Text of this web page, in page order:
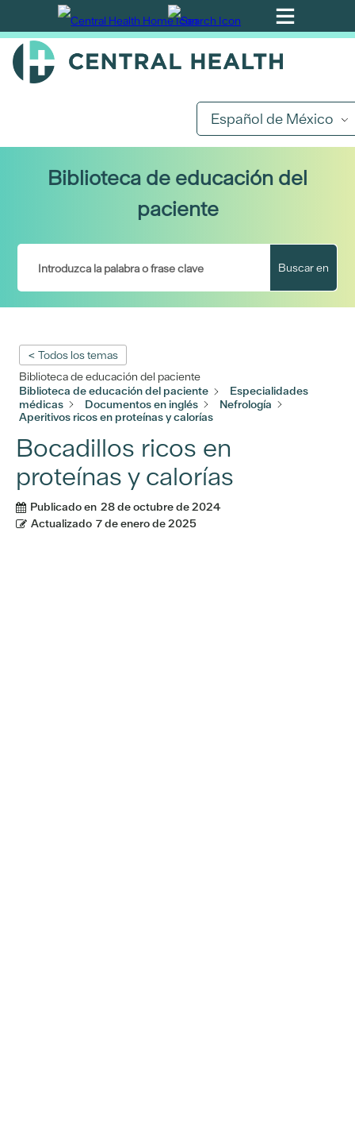
Ir
al
contenido
Español de México
Biblioteca de educación del
paciente
Buscar en
< Todos los temas
Biblioteca de educación del paciente
Biblioteca de educación del paciente
Especialidades
médicas
Documentos en inglés
Nefrología
Aperitivos ricos en proteínas y calorías
Bocadillos ricos en
proteínas y calorías
Publicado en 28 de octubre de 2024
Actualizado 7 de enero de 2025